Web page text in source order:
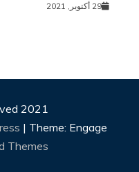
29 أكتوبر, 2021
2021
| Theme: Engage
Themes